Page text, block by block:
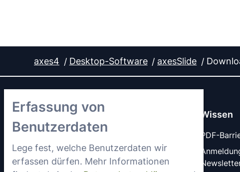
Erfassung von
Benutzerdaten
Lege fest, welche Benutzerdaten wir
erfassen dürfen. Mehr Informationen
axes4 Desktop-Software axesSlide
LinkedInYouTube
Wissen
PDF-